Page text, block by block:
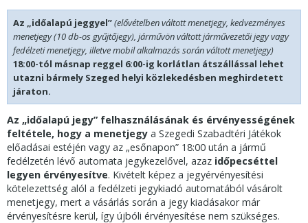
Az „időalapú jeggyel”(elővételben váltott menetjegy, kedvezményes
menetjegy (10 db-os gyűjtőjegy), járművön váltott járművezetői jegy vagy
fedélzeti menetjegy, illetve mobil alkalmazás során váltott menetjegy)
18:00-tól másnap reggel 6:00-ig korlátlan átszállással lehet
utazni bármely Szeged helyi közlekedésben meghirdetett
járaton.
Az „időalapú jegy” felhasználásának és érvényességének
feltétele, hogy a menetjegy a Szegedi Szabadtéri Játékok
előadásai estéjén vagy az „esőnapon” 18:00 után a jármű
fedélzetén lévő automata jegykezelővel, azaz időpecséttel
legyen érvényesítve. Kivételt képez a jegyérvényesítési
kötelezettség alól a fedélzeti jegykiadó automatából vásárolt
menetjegy, mert a vásárlás során a jegy kiadásakor már
érvényesítésre kerül, így újbóli érvényesítése nem szükséges.